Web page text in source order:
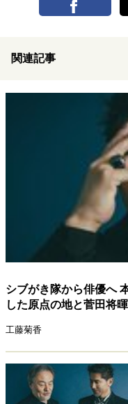
関連記事
シブがき隊から俳優へ
した原点の地と菅田将
工藤菊香